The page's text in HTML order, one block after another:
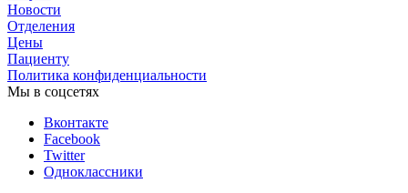
Новости
Отделения
Цены
Пациенту
Политика конфиденциальности
Мы в соцсетях
Вконтакте
Facebook
Twitter
Одноклассники